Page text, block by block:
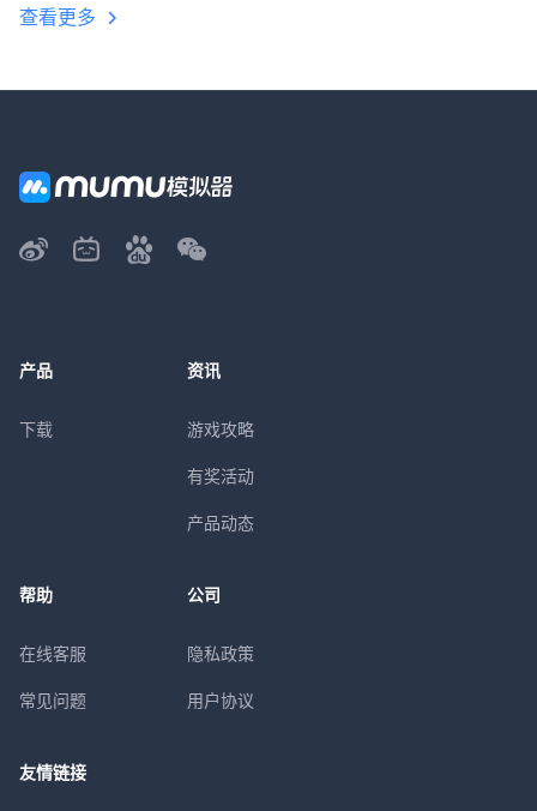
查看更多
产品
下载
资讯
游戏攻略
有奖活动
产品动态
帮助
在线客服
常见问题
公司
隐私政策
用户协议
友情链接